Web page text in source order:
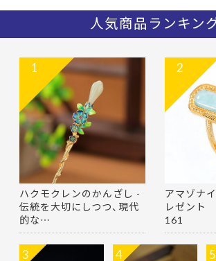
人気商品ランキン
ハクモクレンのかんざし -
伝統を大切にしつつ、現代
的な…
1
アマゾナ
レゼント
161
2
3 4 5